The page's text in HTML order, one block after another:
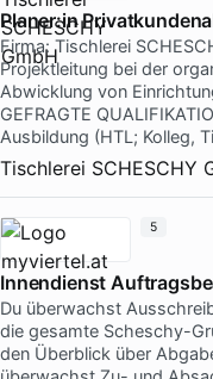
Planer:in
Firma: Tischlerei
Projektleitung bei der
Abwicklung von
GEFRAGTE
Ausbildung (HTL; Kolleg,
Tischlerei SCHESCHY
Innendienst
Du überwachst
die gesamte Scheschy-
den Überblick über
5